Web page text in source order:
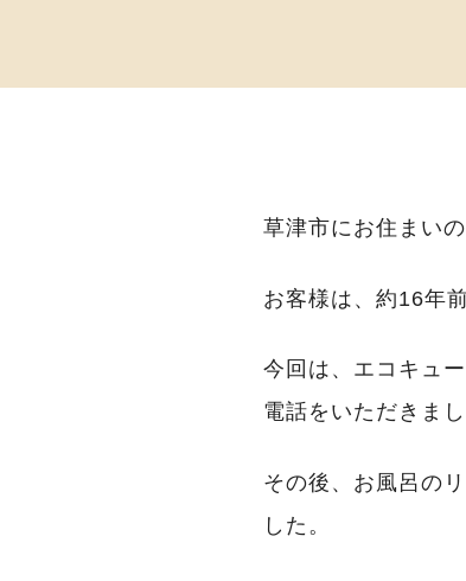
草津市にお住まい
お客様は、約16年
今回は、エコキュ
電話をいただきまし
その後、お風呂の
した。